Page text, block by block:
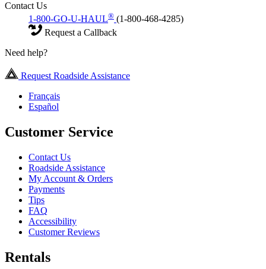
Contact Us
1-800-GO-U-HAUL® (1-800-468-4285)
Request a Callback
Need help?
Request Roadside Assistance
Français
Español
Customer Service
Contact Us
Roadside Assistance
My Account & Orders
Payments
Tips
FAQ
Accessibility
Customer Reviews
Rentals